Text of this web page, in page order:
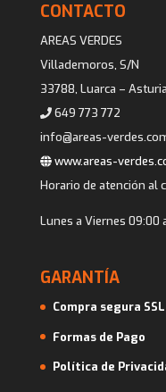
CONTACTO
AREAS VERDES
Villademoros, S/N
33788, Luarca –
649 773 772
info@areas-
www.areas-
Horario de atención al
Lunes a Viernes 09:00
GARANTÍA
Compra segura SSL
Formas de Pago
Política de